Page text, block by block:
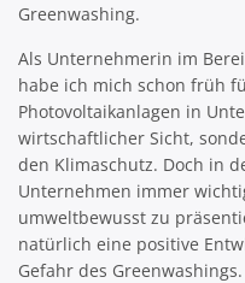
Greenwashing.
Als Unternehmerin im
habe ich mich schon früh
Photovoltaikanlagen in
wirtschaftlicher Sicht,
den Klimaschutz. Doch in
Unternehmen immer
umweltbewusst zu
natürlich eine positive
Gefahr des Greenwashings.